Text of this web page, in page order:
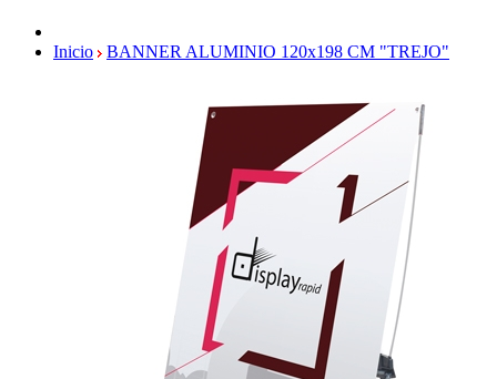
Inicio BANNER ALUMINIO 120x198 CM "TREJO"